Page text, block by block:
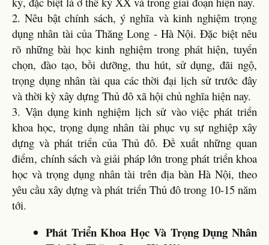
2. Nêu bật chính sách, ý nghĩa và kinh nghiệm trọng
dụng nhân tài của Thăng Long - Hà Nội. Đặc biệt nêu
rõ những bài học kinh nghiệm trong phát hiện, tuyển
chọn, đào tạo, bồi dưỡng, thu hút, sử dụng, đãi ngộ,
trọng dụng nhân tài qua các thời đại lịch sử trước đây
và thời kỳ xây dựng Thủ đô xã hội chủ nghĩa hiện nay.
3. Vận dụng kinh nghiệm lịch sử vào việc phát triển
khoa học, trọng dụng nhân tài phục vụ sự nghiệp xây
dựng và phát triển của Thủ đô. Đề xuất những quan
điểm, chính sách và giải pháp lớn trong phát triển khoa
học và trọng dụng nhân tài trên địa bàn Hà Nội, theo
yêu cầu xây dựng và phát triển Thủ đô trong 10-15 năm
tới.
Phát Triển Khoa Học Và Trọng Dụng Nhân